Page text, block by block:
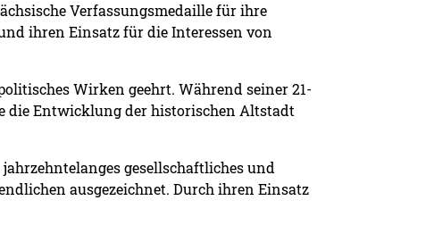
Verfassungsmedaille für ihre
ihren Einsatz für die Interessen von
Wirken geehrt. Während seiner 21-
die Entwicklung der historischen Altstadt
gesellschaftliches und
ausgezeichnet. Durch ihren Einsatz